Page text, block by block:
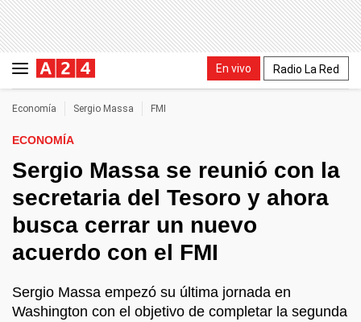
En vivo Radio La Red
Economía Sergio Massa FMI
ECONOMÍA
Sergio Massa se reunió con la
secretaria del Tesoro y ahora
busca cerrar un nuevo
acuerdo con el FMI
Sergio Massa empezó su última jornada en
Washington con el objetivo de completar la segunda